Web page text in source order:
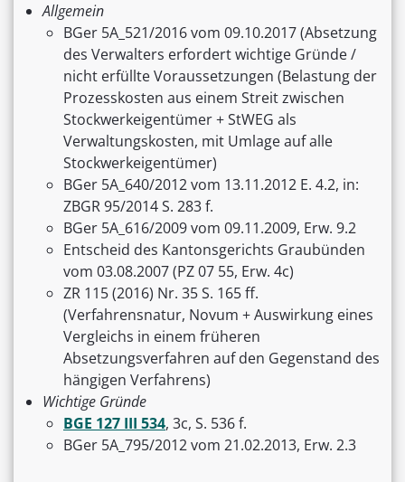
Allgemein
BGer 5A_521/2016 vom 09.10.2017 (Absetzung
des Verwalters erfordert wichtige Gründe /
nicht erfüllte Voraussetzungen (Belastung der
Prozesskosten aus einem Streit zwischen
Stockwerkeigentümer + StWEG als
Verwaltungskosten, mit Umlage auf alle
Stockwerkeigentümer)
BGer 5A_640/2012 vom 13.11.2012 E. 4.2, in:
ZBGR 95/2014 S. 283 f.
BGer 5A_616/2009 vom 09.11.2009, Erw. 9.2
Entscheid des Kantonsgerichts Graubünden
vom 03.08.2007 (PZ 07 55, Erw. 4c)
ZR 115 (2016) Nr. 35 S. 165 ff.
(Verfahrensnatur, Novum + Auswirkung eines
Vergleichs in einem früheren
Absetzungsverfahren auf den Gegenstand des
hängigen Verfahrens)
Wichtige Gründe
BGE 127 III 534, 3c, S. 536 f.
BGer 5A_795/2012 vom 21.02.2013, Erw. 2.3